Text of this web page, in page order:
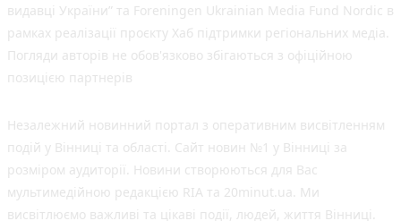
видавці України” та Foreningen Ukrainian Media Fund Nordic в
рамках реалізації проєкту Хаб підтримки регіональних медіа.
Погляди авторів не обов'язково збігаються з офіційною
позицією партнерів
Незалежний новинний портал з оперативним висвітленням
подій у Вінниці та області. Сайт новин №1 у Вінниці за
розміром аудиторії. Новини створюються для Вас
мультимедійною редакцією RIA та 20minut.ua. Ми
висвітлюємо важливі та цікаві події, людей, життя Вінниці.